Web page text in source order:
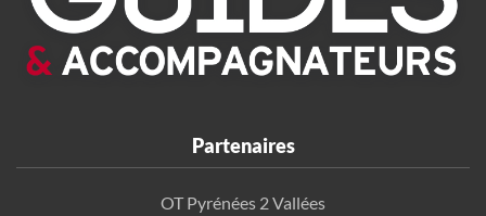
Partenaires
OT Pyrénées 2 Vallées